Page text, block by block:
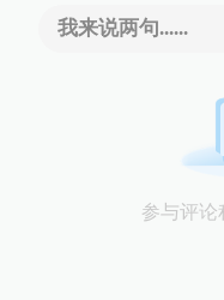
我来说两句......
参与评论